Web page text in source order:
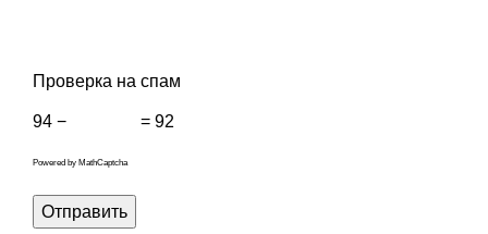
Проверка на спам
94 − = 92
Powered by MathCaptcha